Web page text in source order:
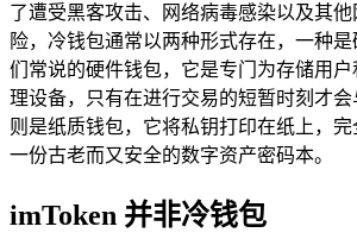
了遭受黑客攻击、网络病毒感染以及其
险，冷钱包通常以两种形式存在，一种
们常说的硬件钱包，它是专门为存储用
理设备，只有在进行交易的短暂时刻才
则是纸质钱包，它将私钥打印在纸上，
一份古老而又安全的数字资产密码本。
imToken 并非冷钱包